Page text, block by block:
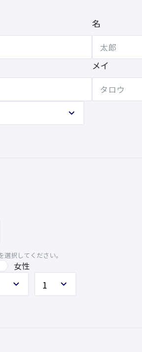
名
メイ
択してください。
女性